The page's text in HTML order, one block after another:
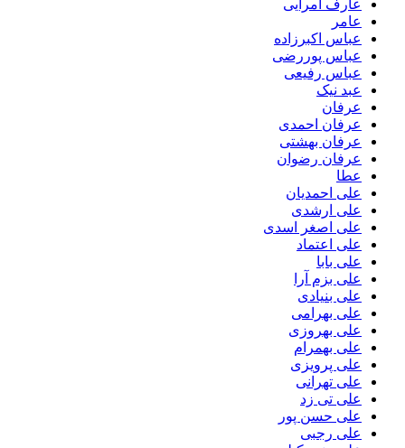
عارف امرایی
عامر
عباس اکبرزاده
عباس پوررضی
عباس رفیعی
عبد نیک
عرفان
عرفان احمدی
عرفان بهشتی
عرفان رضوان
عطا
علی احمدیان
علی ارشدی
علی اصغر اسدی
علی اعتماد
علی بابا
علی بزم آرا
علی بنیادی
علی بهرامی
علی بهروزی
علی بهمرام
علی پرویزی
علی تهرانی
علی تی زد
علی حسن پور
علی رجبی